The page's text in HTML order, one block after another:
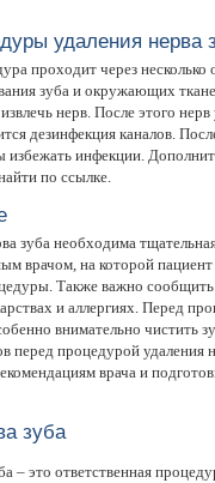
удаления нерва
проходит через
зуба и окружающих
нерв. После этого
дезинфекция каналов.
избежать инфекции.
по ссылке.
зуба необходима
врачом, на которой
Также важно
и аллергиях. Перед
внимательно чистить
перед процедурой
врача и
зуба
– это ответственная